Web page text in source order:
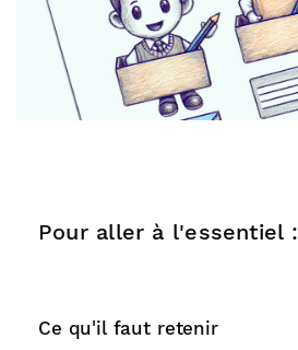
Pour aller à l'essentiel :
Ce qu'il faut retenir